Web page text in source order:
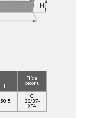
Třída
betonu
H
50,5
C
30/37-
XF4